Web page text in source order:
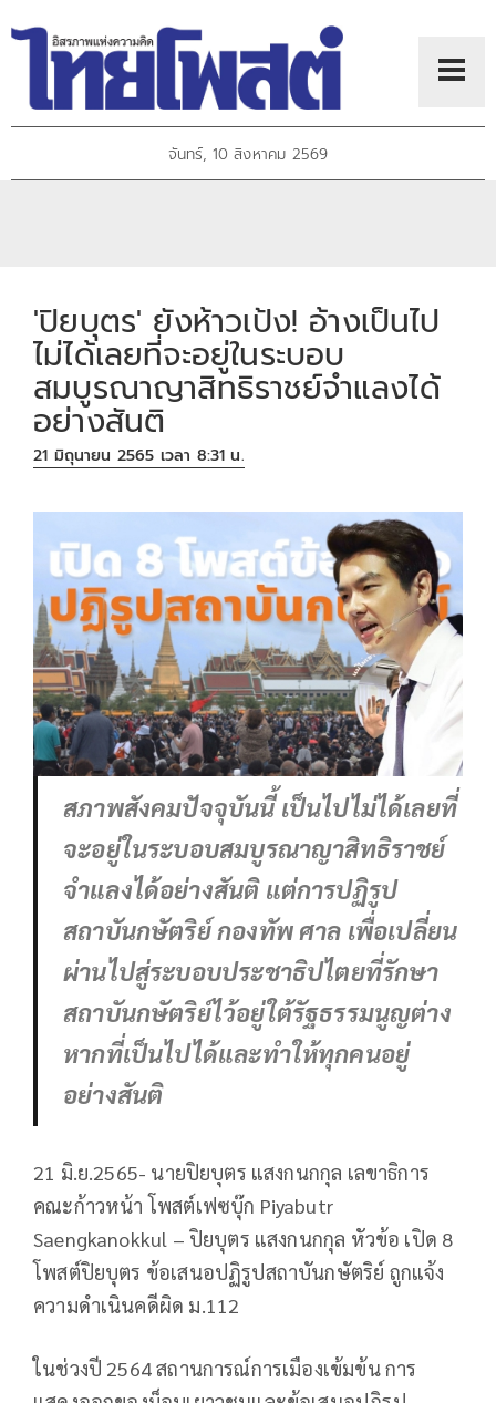
จันทร์, 10 สิงหาคม 2569
'ปิยบุตร' ยังห้าวเป้ง! อ้างเป็นไป
ไม่ได้เลยที่จะอยู่ในระบอบ
สมบูรณาญาสิทธิราชย์จำแลงได้
อย่างสันติ
21 มิถุนายน 2565 เวลา 8:31 น.
สภาพสังคมปัจจุบันนี้ เป็นไปไม่ได้เลยที่
จะอยู่ในระบอบสมบูรณาญาสิทธิราชย์
จำแลงได้อย่างสันติ แต่การปฏิรูป
สถาบันกษัตริย์ กองทัพ ศาล เพื่อเปลี่ยน
ผ่านไปสู่ระบอบประชาธิปไตยที่รักษา
สถาบันกษัตริย์ไว้อยู่ใต้รัฐธรรมนูญต่าง
หากที่เป็นไปได้และทำให้ทุกคนอยู่
อย่างสันติ
21 มิ.ย.2565- นายปิยบุตร แสงกนกกุล เลขาธิการ
คณะก้าวหน้า โพสต์เฟซบุ๊ก Piyabutr
Saengkanokkul – ปิยบุตร แสงกนกกุล หัวข้อ เปิด 8
โพสต์ปิยบุตร ข้อเสนอปฏิรูปสถาบันกษัตริย์ ถูกแจ้ง
ความดำเนินคดีผิด ม.112
ในช่วงปี 2564 สถานการณ์การเมืองเข้มข้น การ